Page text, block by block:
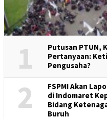
1
Putusan PTUN,
Pertanyaan:
Pengusaha?
2
FSPMI Akan
di Indomaret
Bidang
Buruh